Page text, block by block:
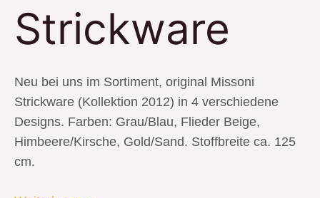
Strickware
Neu bei uns im Sortiment, original Missoni
Strickware (Kollektion 2012) in 4 verschiedene
Designs. Farben: Grau/Blau, Flieder Beige,
Himbeere/Kirsche, Gold/Sand. Stoffbreite ca. 125
cm.